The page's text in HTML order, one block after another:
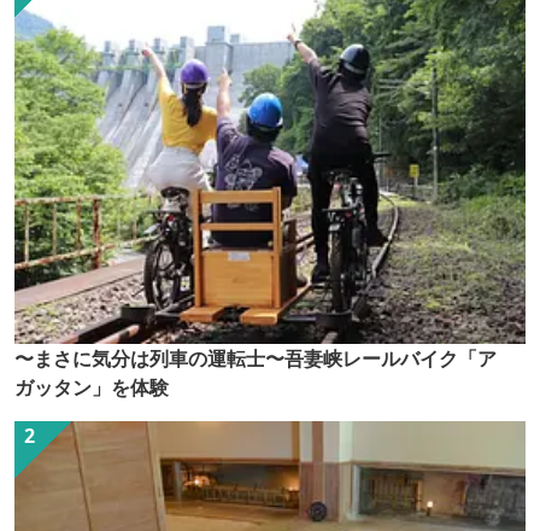
〜まさに気分は列車の運転士〜吾妻峡レールバイク「ア
ガッタン」を体験